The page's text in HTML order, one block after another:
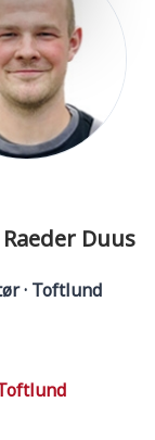
Duus
· Toftlund